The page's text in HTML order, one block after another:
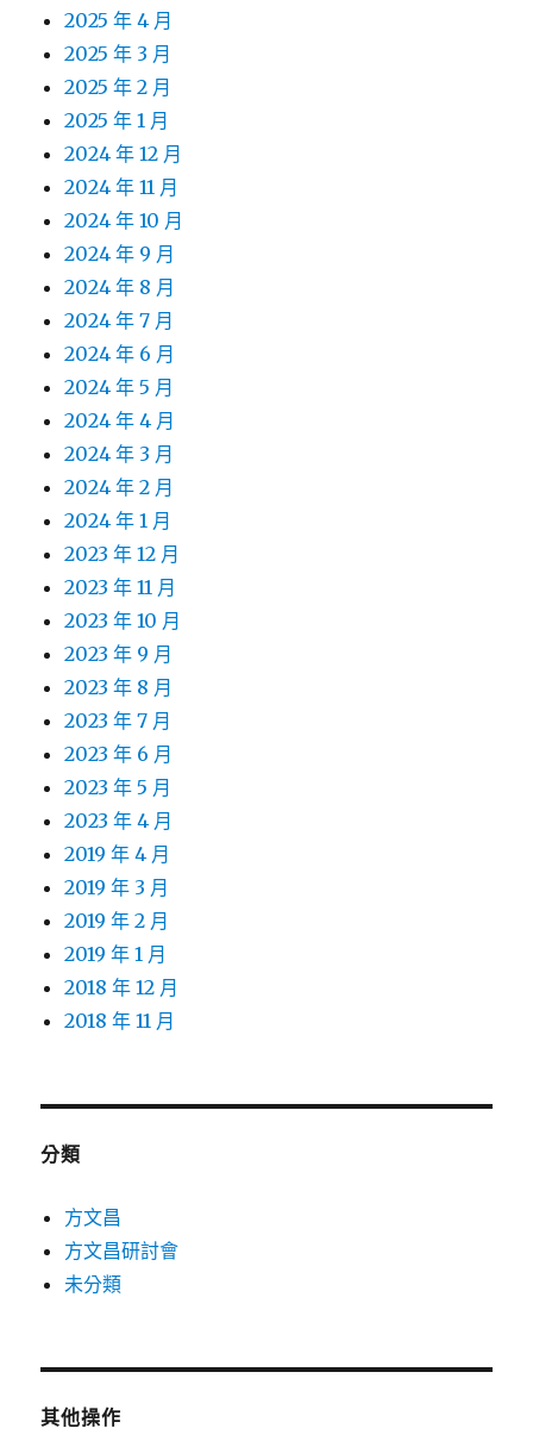
2025 年 4 月
2025 年 3 月
2025 年 2 月
2025 年 1 月
2024 年 12 月
2024 年 11 月
2024 年 10 月
2024 年 9 月
2024 年 8 月
2024 年 7 月
2024 年 6 月
2024 年 5 月
2024 年 4 月
2024 年 3 月
2024 年 2 月
2024 年 1 月
2023 年 12 月
2023 年 11 月
2023 年 10 月
2023 年 9 月
2023 年 8 月
2023 年 7 月
2023 年 6 月
2023 年 5 月
2023 年 4 月
2019 年 4 月
2019 年 3 月
2019 年 2 月
2019 年 1 月
2018 年 12 月
2018 年 11 月
分類
方文昌
方文昌研討會
未分類
其他操作